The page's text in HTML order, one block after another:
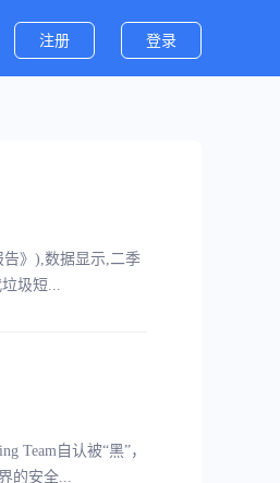
注册 登录
告》),数据显示,二季
圾短...
Team自认被“黑”，
的安全...